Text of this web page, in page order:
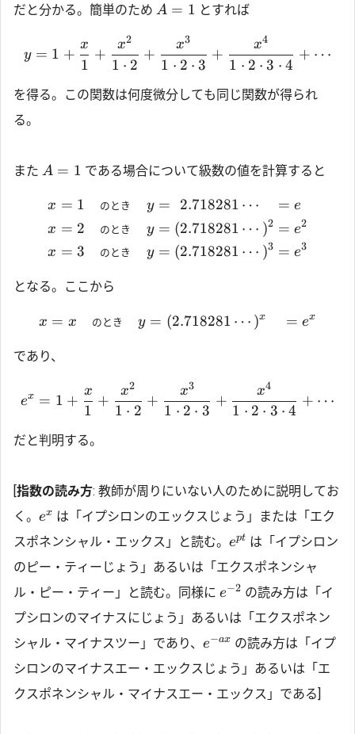
だと分かる。簡単のため A = 1 とすれば
y = 1 +
1
x
+
1 ⋅ 2
x2
+
1 ⋅ 2 ⋅ 3
x3
+
1 ⋅ 2 ⋅ 3 ⋅ 4
x4
+ ⋯
を得る。この関数は何度微分しても同じ関数が得られ
る。
また A = 1 である場合について級数の値を計算すると
x = 1 のとき y = 2.718281 ⋯
x = 2 のとき y = (2.718281 ⋯ )2
x = 3 のとき y = (2.718281 ⋯ )3
= e
= e2
= e3
となる。ここから
x = x のとき y = (2.718281 ⋯ )x = ex
であり、
ex = 1 +
1
x
+
1 ⋅ 2
x2
+
1 ⋅ 2 ⋅ 3
x3
+
1 ⋅ 2 ⋅ 3 ⋅ 4
x4
+ ⋯
だと判明する。
指数の読み方: 教師が周りにいない人のために説明してお
く。 ex は「イプシロンのエックスじょう」または「エク
スポネンシャル・エックス」と読む。 ept は「イプシロン
のピー・ティーじょう」あるいは「エクスポネンシャ
ル・ピー・ティー」と読む。同様に e−2 の読み方は「イ
プシロンのマイナスにじょう」あるいは「エクスポネン
シャル・マイナスツー」であり、 e−ax の読み方は「イプ
シロンのマイナスエー・エックスじょう」あるいは「エ
クスポネンシャル・マイナスエー・エックス」である]